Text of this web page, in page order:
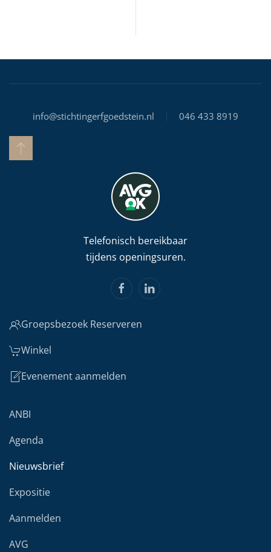
info@stichtingerfgoedstein.nl 046 433 8919
Telefonisch bereikbaar
tijdens openingsuren.
Groepsbezoek Reserveren
Winkel
Evenement aanmelden
ANBI
Agenda
Nieuwsbrief
Expositie
Aanmelden
AVG